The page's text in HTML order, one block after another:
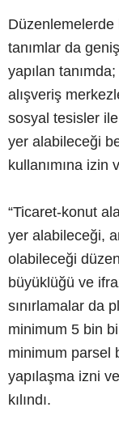
Düzenlemelerde
tanımlar da
yapılan
alışveriş
sosyal tesisler
yer alabileceği
kullanımına izin
“Ticaret-konut
yer alabileceği,
olabileceği
büyüklüğü ve
sınırlamalar da
minimum 5 bin
minimum parsel
yapılaşma izni
kılındı.